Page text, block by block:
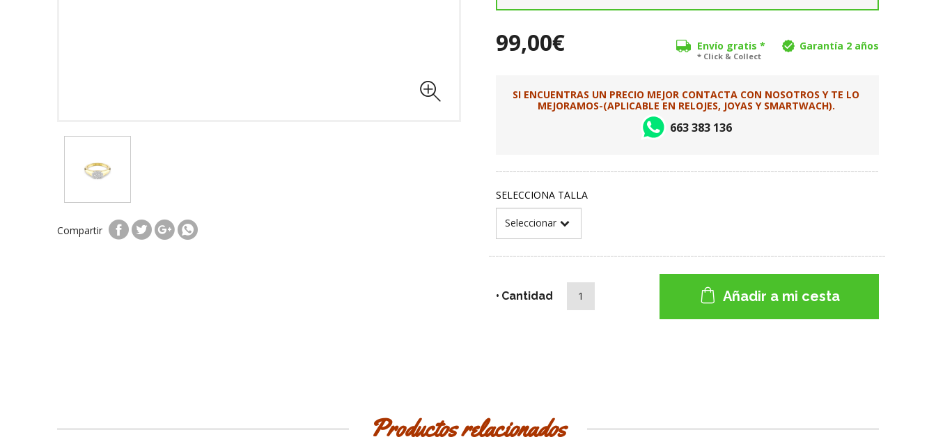
Compartir
99,00€ Envío gratis *
* Click & Collect
Garantía 2 años
SI ENCUENTRAS UN PRECIO MEJOR CONTACTA CON NOSOTROS Y TE LO
MEJORAMOS-(APLICABLE EN RELOJES, JOYAS Y SMARTWACH).
663 383 136
SELECCIONA TALLA
Cantidad Añadir a mi cesta
Productos relacionados